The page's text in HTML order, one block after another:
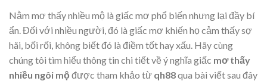
Nằm mơ thấy nhiều mộ là giấc mơ phổ biến nhưng lại đầy bí
ẩn. Đối với nhiều người, đó là giấc mơ khiến họ cảm thấy sợ
hãi, bối rối, không biết đó là điềm tốt hay xấu. Hãy cùng
chúng tôi tìm hiểu thông tin chi tiết về ý nghĩa giấc mơ thấy
nhiều ngôi mộ được tham khảo từ qh88qua bài viết sau đây